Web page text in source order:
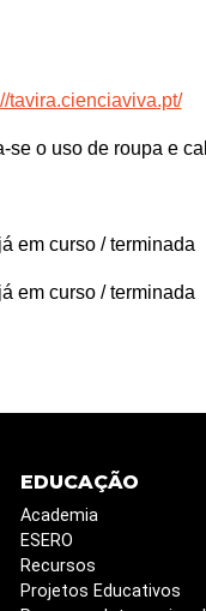
tavira.cienciaviva.pt/
se o uso de roupa e
em curso / terminada
em curso / terminada
EDUCAÇÃO
Academia
ESERO
Recursos
Projetos Educativos